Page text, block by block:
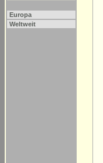
Europa
Weltweit